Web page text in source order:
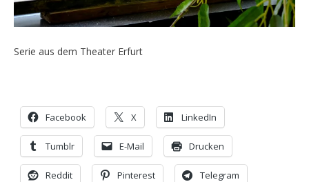
Serie aus dem Theater Erfurt
Facebook X LinkedIn
Tumblr E-Mail Drucken
Reddit Pinterest Telegram